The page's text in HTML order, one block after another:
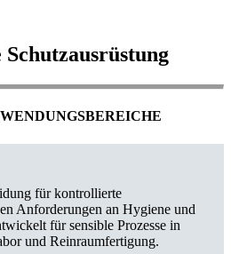
Schutzausrüstung
für kontrollierte
Anforderungen an Hygiene und
für sensible Prozesse in
und Reinraumfertigung.